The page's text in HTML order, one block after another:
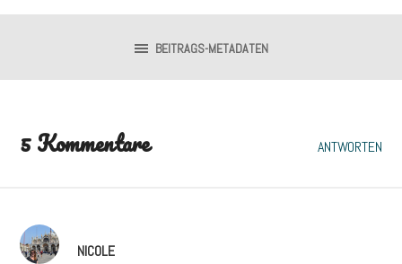
BEITRAGS-METADATEN
5 Kommentare ANTWORTEN
NICOLE